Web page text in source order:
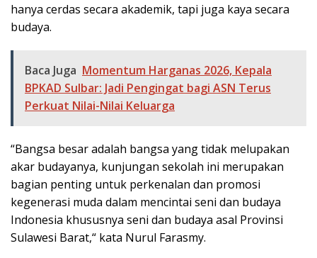
hanya cerdas secara akademik, tapi juga kaya secara
budaya.
Baca Juga Momentum Harganas 2026, Kepala
BPKAD Sulbar: Jadi Pengingat bagi ASN Terus
Perkuat Nilai-Nilai Keluarga
“Bangsa besar adalah bangsa yang tidak melupakan
akar budayanya, kunjungan sekolah ini merupakan
bagian penting untuk perkenalan dan promosi
kegenerasi muda dalam mencintai seni dan budaya
Indonesia khususnya seni dan budaya asal Provinsi
Sulawesi Barat,“ kata Nurul Farasmy.